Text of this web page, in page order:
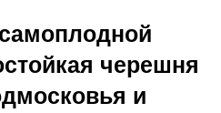
черешня
и